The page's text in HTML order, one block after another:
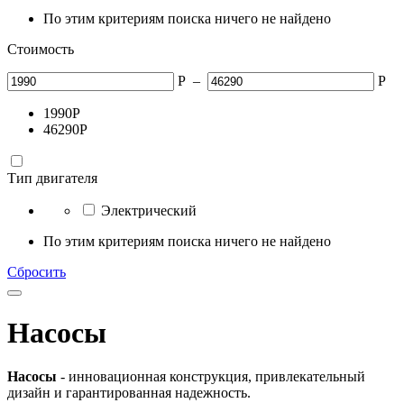
По этим критериям поиска ничего не найдено
Стоимость
Р – Р
1990Р
46290Р
Тип двигателя
Электрический
По этим критериям поиска ничего не найдено
Сбросить
Насосы
Насосы - инновационная конструкция, привлекательный
дизайн и гарантированная надежность.